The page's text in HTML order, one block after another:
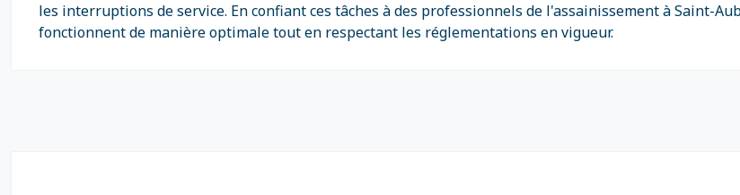
les interruptions de service. En confiant ces tâches à des professionnels de l'assainissement à Saint-
fonctionnent de manière optimale tout en respectant les réglementations en vigueur.